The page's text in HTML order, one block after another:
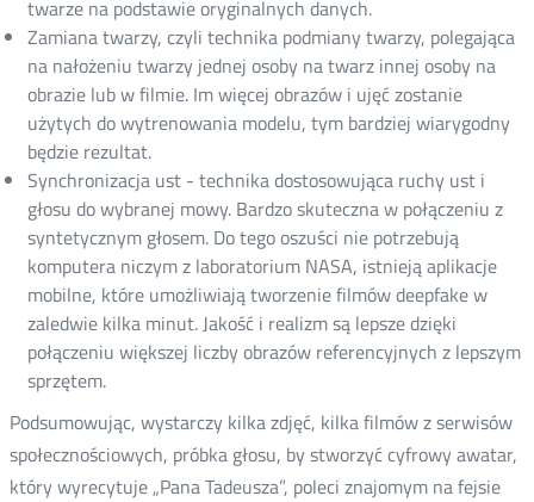
twarze na podstawie oryginalnych danych.
Zamiana twarzy, czyli technika podmiany twarzy, polegająca
na nałożeniu twarzy jednej osoby na twarz innej osoby na
obrazie lub w filmie. Im więcej obrazów i ujęć zostanie
użytych do wytrenowania modelu, tym bardziej wiarygodny
będzie rezultat.
Synchronizacja ust - technika dostosowująca ruchy ust i
głosu do wybranej mowy. Bardzo skuteczna w połączeniu z
syntetycznym głosem. Do tego oszuści nie potrzebują
komputera niczym z laboratorium NASA, istnieją aplikacje
mobilne, które umożliwiają tworzenie filmów deepfake w
zaledwie kilka minut. Jakość i realizm są lepsze dzięki
połączeniu większej liczby obrazów referencyjnych z lepszym
sprzętem.
Podsumowując, wystarczy kilka zdjęć, kilka filmów z serwisów
społecznościowych, próbka głosu, by stworzyć cyfrowy awatar,
który wyrecytuje „Pana Tadeusza”, poleci znajomym na fejsie